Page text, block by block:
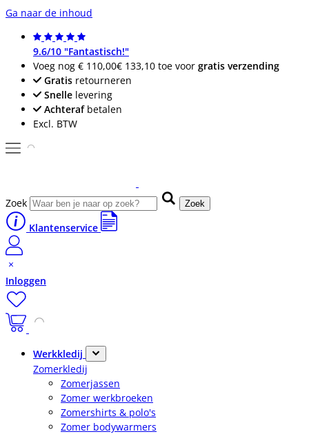
Ga naar de inhoud
9.6/10 "Fantastisch!"
Voeg nog € 110,00€ 133,10 toe voor gratis verzending
Gratis retourneren
Snelle levering
Achterafbetalen
Excl. BTW
Zoek Zoek
Klantenservice
Inloggen
Werkkledij
Zomerkledij
Zomerjassen
Zomer werkbroeken
Zomershirts & polo's
Zomer bodywarmers